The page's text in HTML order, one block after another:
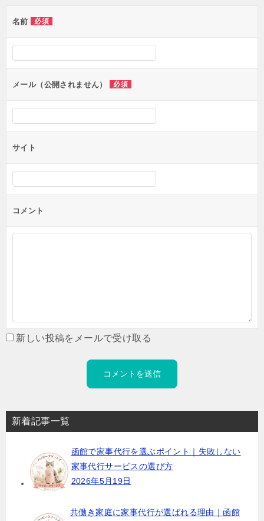
ー
シ
ョ
ン
名前 必須
メール（公開されません） 必須
サイト
コメント
新しい投稿をメールで受け取る
新着記事一覧
函館で家事代行を選ぶポイント｜失敗しない
家事代行サービスの選び方
2026年5月19日
共働き家庭に家事代行が選ばれる理由｜函館